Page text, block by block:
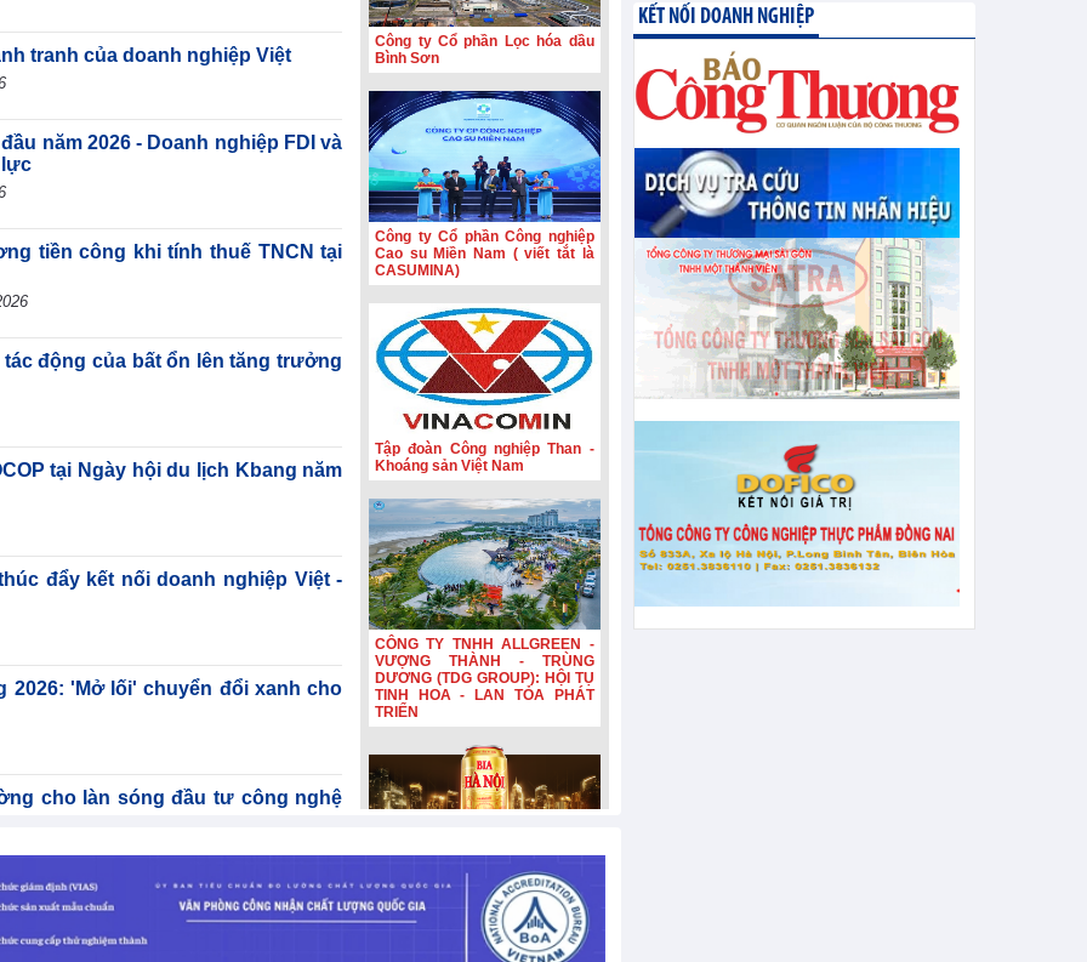
Sản lượng sản xuất công nghiệp
khu vực Eurozone đạt mức cao
tranh của doanh nghiệp Việt
năm 2026 - Doanh nghiệp FDI và
lực
tiền công khi tính thuế TNCN tại
động của bất ổn lên tăng trưởng
tại Ngày hội du lịch Kbang năm
đẩy kết nối doanh nghiệp Việt -
2026: 'Mở lối' chuyển đổi xanh cho
cho làn sóng đầu tư công nghệ
thuế chống bán phá giá đối với sản
có xuất xứ từ Ả Rập Xê
Hàn Quốc, Singapore, Thái
Công ty Cổ phần Lọc hóa dầu
Bình Sơn
Công ty Cổ phần Công nghiệp
Cao su Miền Nam ( viết tắt là
CASUMINA)
Tập đoàn Công nghiệp Than -
Khoáng sản Việt Nam
CÔNG TY TNHH ALLGREEN -
VƯỢNG THÀNH - TRÙNG
DƯƠNG (TDG GROUP): HỘI TỤ
TINH HOA - LAN TỎA PHÁT
TRIỂN
năm Bia Hà Nội đổi nhận diện,
tiếp nối hành trình lịch sử hơn
132 năm
KẾT NỐI DOANH NGHIỆP